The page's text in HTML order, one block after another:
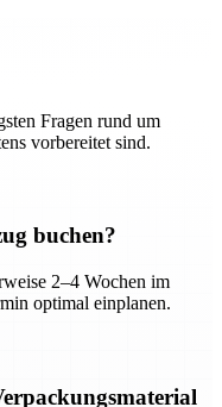
Fragen rund um
vorbereitet sind.
buchen?
2–4 Wochen im
optimal einplanen.